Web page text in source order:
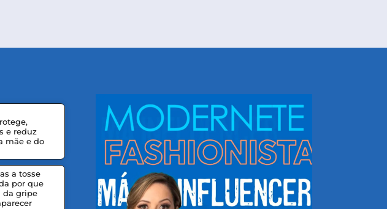
e reduz
mãe e do
a tosse
por que
da gripe
CONHEÇA DORIS E EQUIPE